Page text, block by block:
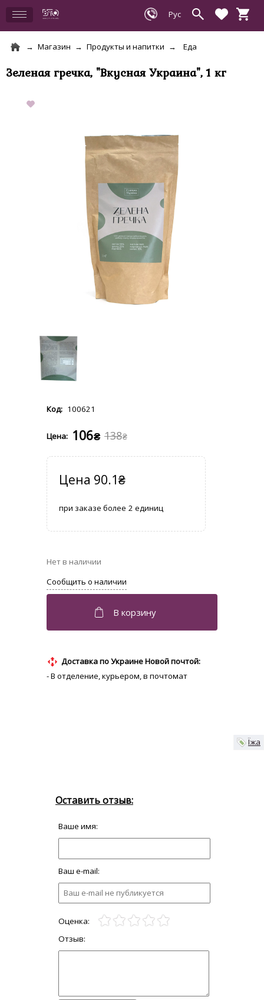
Магазин Продукты и напитки Еда
Зеленая гречка, "Вкусная Украина", 1 кг
100621
138₴
106₴
90.1₴
2
Доставка по Украине Новой почтой:
- В отделение, курьером, в почтомат
Їжа